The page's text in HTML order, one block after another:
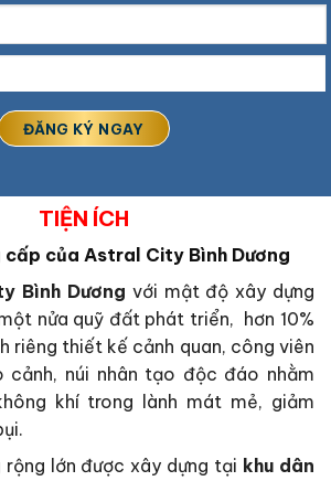
TIỆN ÍCH
cấp của Astral City Bình Dương
Bình Dương với mật độ xây dựng
nửa quỹ đất phát triển, hơn 10%
riêng thiết kế cảnh quan, công viên
cảnh, núi nhân tạo độc đáo nhằm
khí trong lành mát mẻ, giảm
rộng lớn được xây dựng tại khu dân